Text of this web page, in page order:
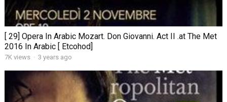
[ 29] Opera In Arabic Mozart. Don Giovanni. Act II .at The Met
2016 In Arabic [ Etcohod]
7K views · 3 years ago